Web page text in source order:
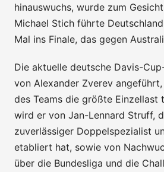
hinauswuchs, wurde zum
Michael Stich führte
Mal ins Finale, das gegen
Die aktuelle deutsche Davis-
von Alexander Zverev
des Teams die größte Einzellast
wird er von Jan-Lennard Struff,
zuverlässiger Doppelspezialist
etabliert hat, sowie von
über die Bundesliga und die